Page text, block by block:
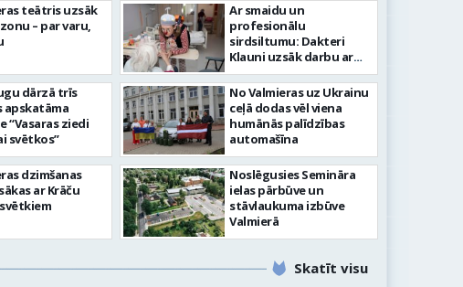
notikumiem
743. dzimšanas diena
teātris uzsāk
– par varu,
dārzā trīs
apskatāma
“Vasaras ziedi
svētkos”
dzimšanas
ar Krāču
Ar smaidu un
profesionālu
sirdsiltumu: Dakteri
Klauni uzsāk darbu ar
senioriem Vidzemes
slimnīcā
No Valmieras uz Ukrainu
ceļā dodas vēl viena
humānās palīdzības
automašīna
Noslēgusies Semināra
ielas pārbūve un
stāvlaukuma izbūve
Valmierā
Skatīt visu